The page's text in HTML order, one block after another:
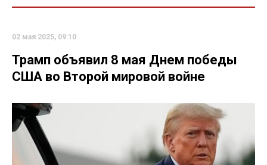
02 мая 2025, 09:10
Трамп объявил 8 мая Днем победы
США во Второй мировой войне